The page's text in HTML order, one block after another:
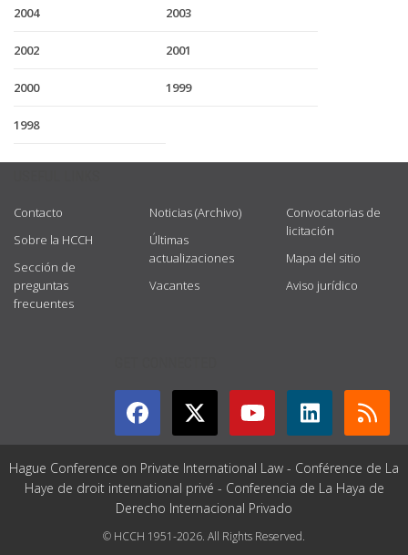
2004 2003
2002 2001
2000 1999
1998
Contacto
Sobre la HCCH
Sección de
preguntas
frecuentes
Noticias (Archivo)
Últimas
actualizaciones
Vacantes
Convocatorias de
licitación
Mapa del sitio
Aviso jurídico
Hague Conference on Private International Law - Conférence de La
Haye de droit international privé - Conferencia de La Haya de
Derecho Internacional Privado
© HCCH 1951-2026. All Rights Reserved.